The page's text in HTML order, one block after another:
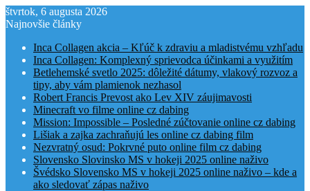
štvrtok, 6 augusta 2026
Najnovšie články
Inca Collagen akcia – Kľúč k zdraviu a mladistvému vzhľadu
Inca Collagen: Komplexný sprievodca účinkami a využitím
Betlehemské svetlo 2025: dôležité dátumy, vlakový rozvoz a
tipy, aby vám plamienok nezhasol
Robert Francis Prevost ako Lev XIV záujimavosti
Minecraft vo filme online cz dabing
Mission: Impossible – Posledné zúčtovanie online cz dabing
Lišiak a zajka zachraňujú les online cz dabing film
Nezvratný osud: Pokrvné puto online film cz dabing
Slovensko Slovinsko MS v hokeji 2025 online naživo
Švédsko Slovensko MS v hokeji 2025 online naživo – kde a
ako sledovať zápas naživo